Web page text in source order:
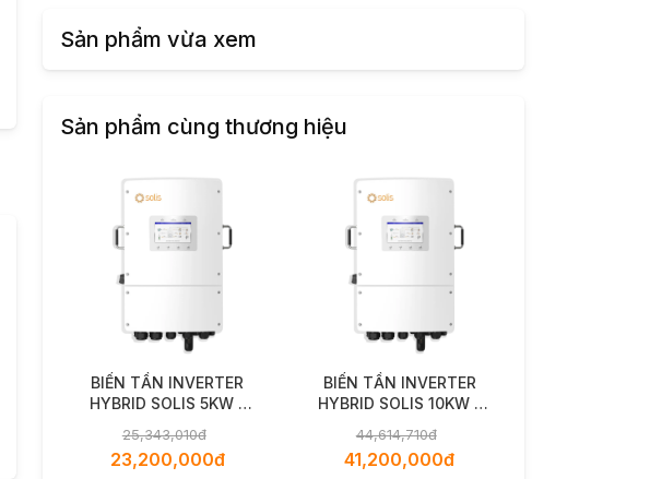
Sản phẩm vừa xem
Sản phẩm cùng thương hiệu
BIẾN TẦN INVERTER
HYBRID SOLIS 5KW 1
L-PLUS
25,343,010đ
23,200,000đ
BIẾN TẦN INVERTER
HYBRID SOLIS 10KW 1
EH1P10K-L-PLUS
44,614,710đ
41,200,000đ